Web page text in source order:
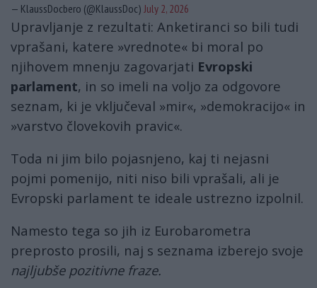
— KlaussDocbero (@KlaussDoc) July 2, 2026
Upravljanje z rezultati: Anketiranci so bili tudi
vprašani, katere »vrednote« bi moral po
njihovem mnenju zagovarjati Evropski
parlament, in so imeli na voljo za odgovore
seznam, ki je vključeval »mir«, »demokracijo« in
»varstvo človekovih pravic«.
Toda ni jim bilo pojasnjeno, kaj ti nejasni
pojmi pomenijo, niti niso bili vprašali, ali je
Evropski parlament te ideale ustrezno izpolnil.
Namesto tega so jih iz Eurobarometra
preprosto prosili, naj s seznama izberejo svoje
najljubše pozitivne fraze.